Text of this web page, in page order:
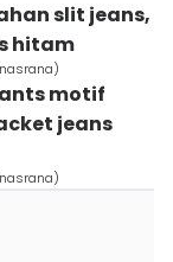
slit jeans,
hitam
motif
jeans